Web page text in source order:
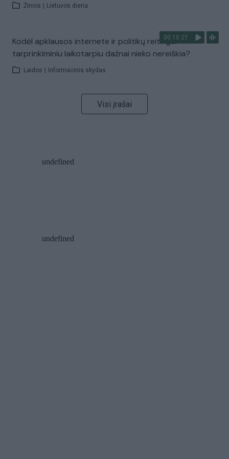
Žinios Lietuvos diena
00:10:21
Kodėl apklausos internete ir politikų reitingai
tarprinkiminiu laikotarpiu dažnai nieko nereiškia?
Laidos Informacinis skydas
Visi įrašai